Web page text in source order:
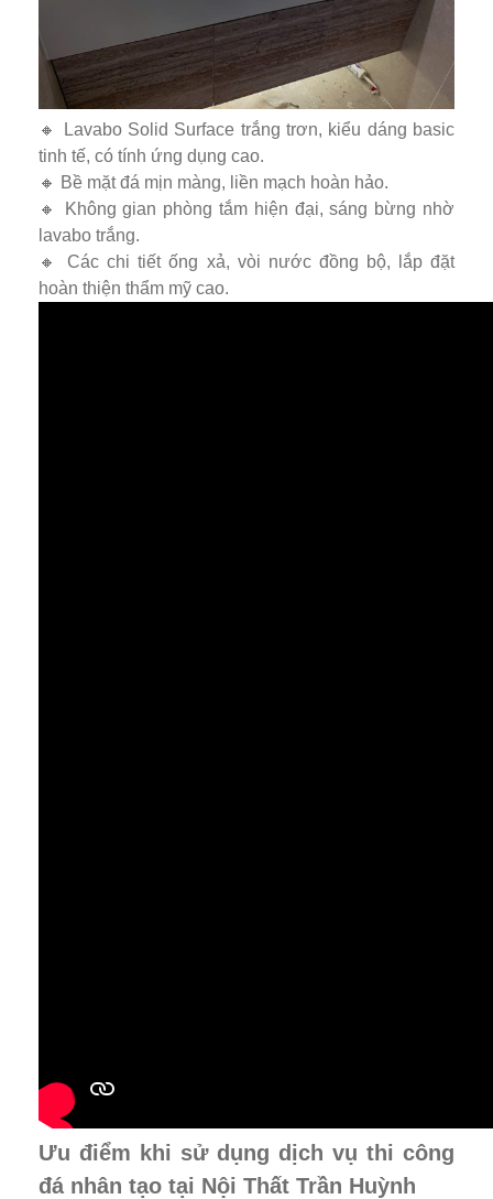
🔸 Lavabo Solid Surface trắng trơn, kiểu dáng basic
tinh tế, có tính ứng dụng cao.
🔸 Bề mặt đá mịn màng, liền mạch hoàn hảo.
🔸 Không gian phòng tắm hiện đại, sáng bừng nhờ
lavabo trắng.
🔸 Các chi tiết ống xả, vòi nước đồng bộ, lắp đặt
hoàn thiện thẩm mỹ cao.
Ưu điểm khi sử dụng dịch vụ thi công
đá nhân tạo tại Nội Thất Trần Huỳnh